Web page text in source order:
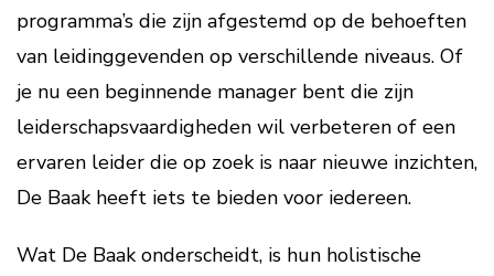
programma’s die zijn afgestemd op de behoeften
van leidinggevenden op verschillende niveaus. Of
je nu een beginnende manager bent die zijn
leiderschapsvaardigheden wil verbeteren of een
ervaren leider die op zoek is naar nieuwe inzichten,
De Baak heeft iets te bieden voor iedereen.
Wat De Baak onderscheidt, is hun holistische